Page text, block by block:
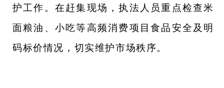
护工作。在赶集现场，执法人员重点检查米
面粮油、小吃等高频消费项目食品安全及明
码标价情况，切实维护市场秩序。